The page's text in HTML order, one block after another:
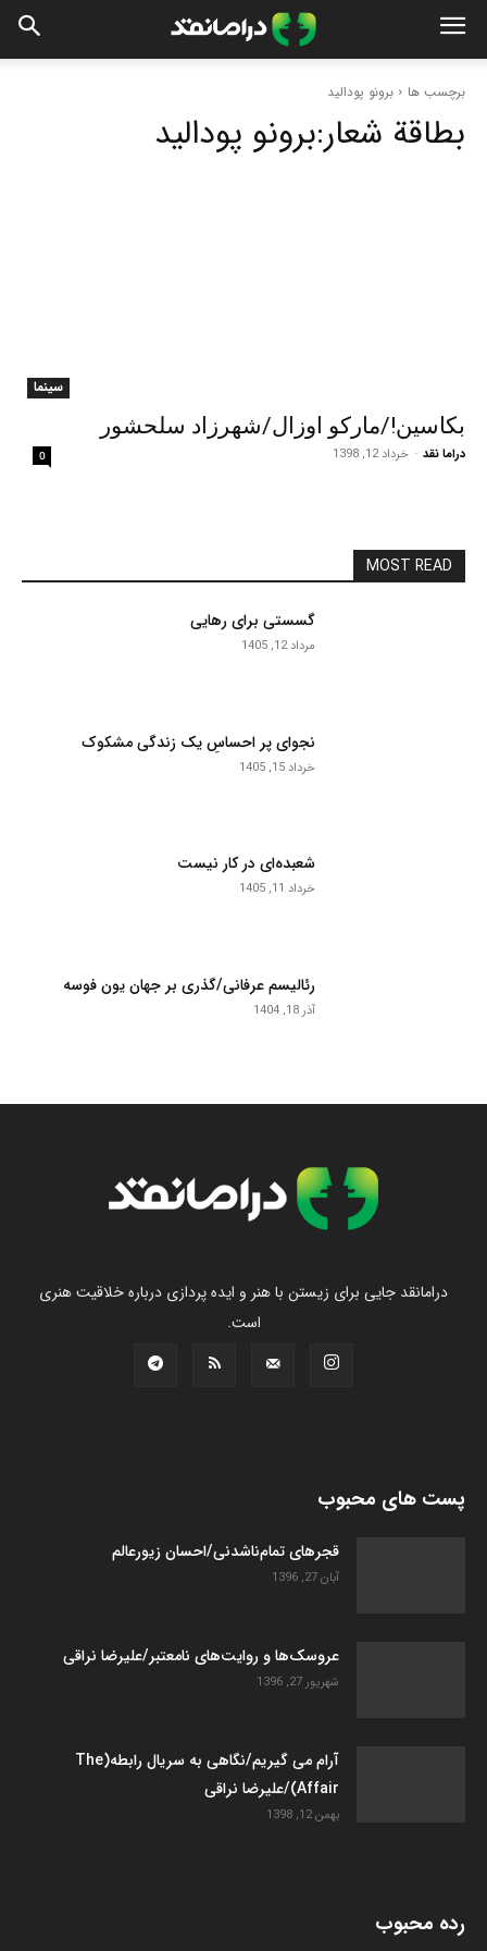
برچسب ها برونو پودالید
بطاقة شعار:برونو پودالید
سینما
بکاسین!/مارکو اوزال/شهرزاد سلحشور
دراما نقد - خرداد 12, 1398 0
MOST READ
گسستی برای رهایی
مرداد 12, 1405
نجوای پر احساسِ یک زندگی مشکوک
خرداد 15, 1405
شعبده‌ای در کار نیست
خرداد 11, 1405
رئالیسم عرفانی/گذری بر جهان یون فوسه
آذر 18, 1404
درامانقد جایی برای زیستن با هنر و ایده پردازی درباره خلاقیت هنری
است.
پست های محبوب
قجرهای تمام‌ناشدنی/احسان زیورعالم
آبان 27, 1396
عروسک­‌ها و روایت­‌های نامعتبر/علیرضا نراقی
شهریور 27, 1396
آرام می گیریم/نگاهی به سریال رابطه(The
Affair)/علیرضا نراقی
بهمن 12, 1398
رده محبوب